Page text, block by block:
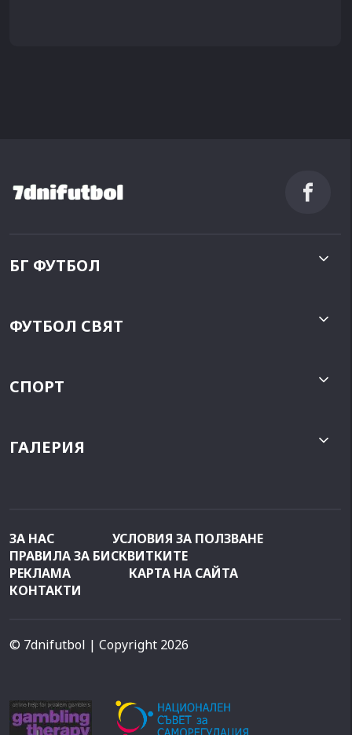
БГ ФУТБОЛ
ФУТБОЛ СВЯТ
СПОРТ
ГАЛЕРИЯ
ЗА НАС
УСЛОВИЯ ЗА ПОЛЗВАНЕ
ПРАВИЛА ЗА БИСКВИТКИТЕ
РЕКЛАМА
КАРТА НА САЙТА
КОНТАКТИ
© 7dnifutbol | Copyright 2026